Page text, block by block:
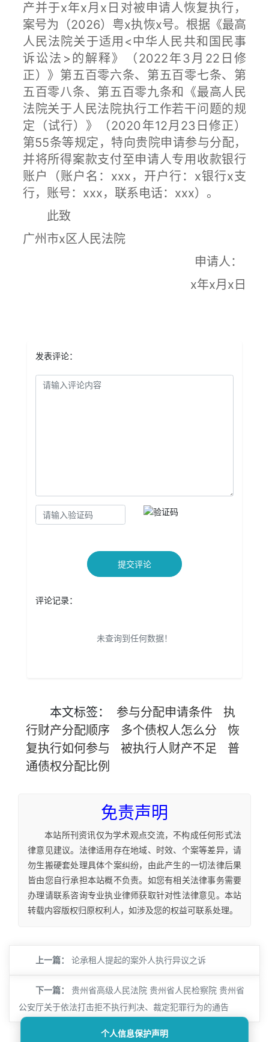
产并于x年x月x日对被申请人恢复执行，
案号为（2026）粤x执恢x号。根据《最高
人民法院关于适用<中华人民共和国民事
诉讼法>的解释》（2022年3月22日修
正）》第五百零六条、第五百零七条、第
五百零八条、第五百零九条和《最高人民
法院关于人民法院执行工作若干问题的规
定（试行）》（2020年12月23日修正）
第55条等规定，特向贵院申请参与分配，
并将所得案款支付至申请人专用收款银行
账户（账户名：xxx，开户行：x银行x支
行，账号：xxx，联系电话：xxx）。
此致
广州市x区人民法院
申请人：
x年x月x日
发表评论：
提交评论
评论记录：
未查询到任何数据！
本文标签： 参与分配申请条件
执
行财产分配顺序
多个债权人怎么分
恢
复执行如何参与
被执行人财产不足
普
通债权分配比例
免责声明
本站所刊资讯仅为学术观点交流，不构成任何形式法
律意见建议。法律适用存在地域、时效、个案等差异，请
勿生搬硬套处理具体个案纠纷，由此产生的一切法律后果
皆由您自行承担本站概不负责。如您有相关法律事务需要
办理请联系咨询专业执业律师获取针对性法律意见。本站
转载内容版权归原权利人，如涉及您的权益可联系处理。
上一篇： 论承租人提起的案外人执行异议之诉
下一篇：
贵州省高级人民法院 贵州省人民检察院 贵州省
公安厅关于依法打击拒不执行判决、裁定犯罪行为的通告
个人信息保护声明